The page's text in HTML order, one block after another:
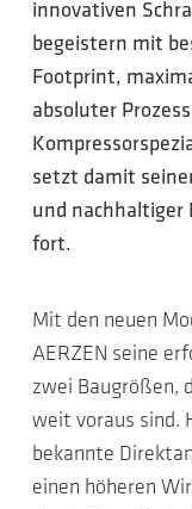
innovativen
begeistern mit
Footprint,
absoluter
setzt damit
und nachhaltiger
fort.
Mit den neuen
AERZEN seine
zwei Baugrößen,
weit voraus sind.
bekannte
einen höheren